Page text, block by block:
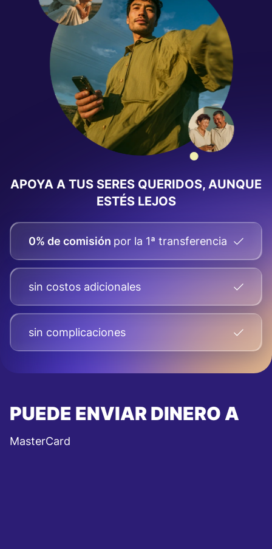
APOYA A TUS SERES QUERIDOS, AUNQUE
ESTÉS LEJOS
0% de comisión por la 1ª transferencia
sin costos adicionales
sin complicaciones
PUEDE ENVIAR DINERO A
MasterCard